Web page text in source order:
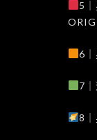
5
6
7
8